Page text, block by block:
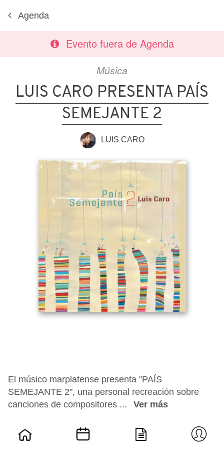
Agenda
Evento fuera de Agenda
Música
LUIS CARO PRESENTA PAÍS
SEMEJANTE 2
LUIS CARO
El músico marplatense presenta "PAÍS
SEMEJANTE 2", una personal recreación sobre
canciones de compositores ...
Ver más